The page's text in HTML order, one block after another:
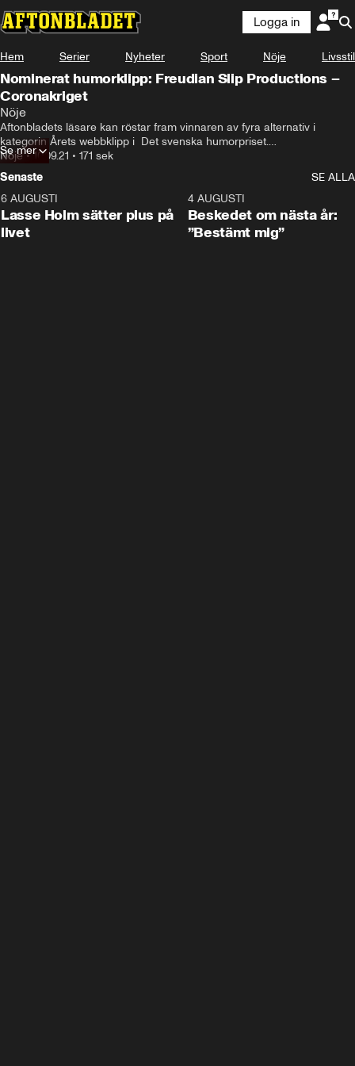
Logga in
Hem Serier Nyheter Sport Nöje Livsstil
Nominerat humorklipp: Freudian Slip Productions –
Coronakriget
Nöje
Aftonbladets läsare kan röstar fram vinnaren av fyra alternativ i
kategorin Årets webbklipp i  Det svenska humorpriset.
(Barncancergalan) i Kanal 5.
Nöje•10.09.21 • 171 sek
Se mer
Senaste
SE ALLA
6 AUGUSTI
Lasse Holm sätter plus på
livet
4 AUGUSTI
Beskedet om nästa år:
”Bestämt mig”